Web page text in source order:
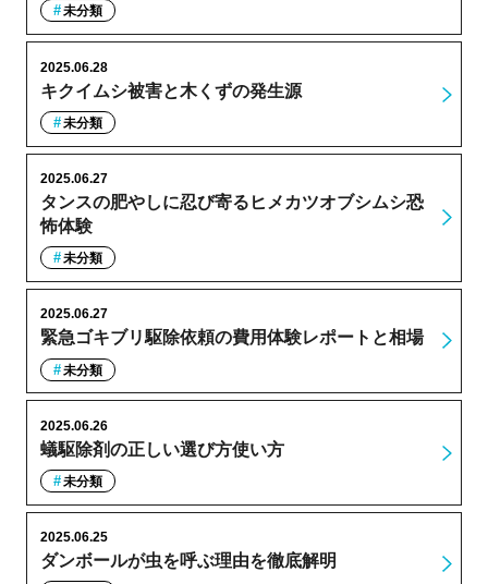
未分類
キクイムシ被害と木くずの発生源
2025.06.28
未分類
タンスの肥やしに忍び寄るヒメカツオブシムシ恐
怖体験
2025.06.27
未分類
緊急ゴキブリ駆除依頼の費用体験レポートと相場
2025.06.27
未分類
蟻駆除剤の正しい選び方使い方
2025.06.26
未分類
ダンボールが虫を呼ぶ理由を徹底解明
2025.06.25